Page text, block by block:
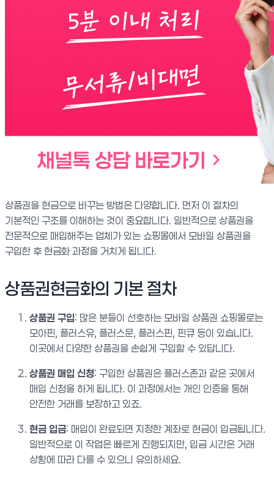
상품권을 현금으로 바꾸는 방법은 다양합니다. 먼저 이 절차의
기본적인 구조를 이해하는 것이 중요합니다. 일반적으로 상품권을
전문적으로 매입해주는 업체가 있는 쇼핑몰에서 모바일 상품권을
구입한 후 현금화 과정을 거치게 됩니다.
상품권현금화의 기본 절차
상품권 구입: 많은 분들이 선호하는 모바일 상품권 쇼핑몰로는
모아핀, 플러스유, 플러스문, 플러스핀, 핀큐 등이 있습니다.
이곳에서 다양한 상품권을 손쉽게 구입할 수 있답니다.
상품권 매입 신청: 구입한 상품권은 플러스존과 같은 곳에서
매입 신청을 하게 됩니다. 이 과정에서는 개인 인증을 통해
안전한 거래를 보장하고 있죠.
현금 입금: 매입이 완료되면 지정한 계좌로 현금이 입금됩니다.
일반적으로 이 작업은 빠르게 진행되지만, 입금 시간은 거래
상황에 따라 다를 수 있으니 유의하세요.